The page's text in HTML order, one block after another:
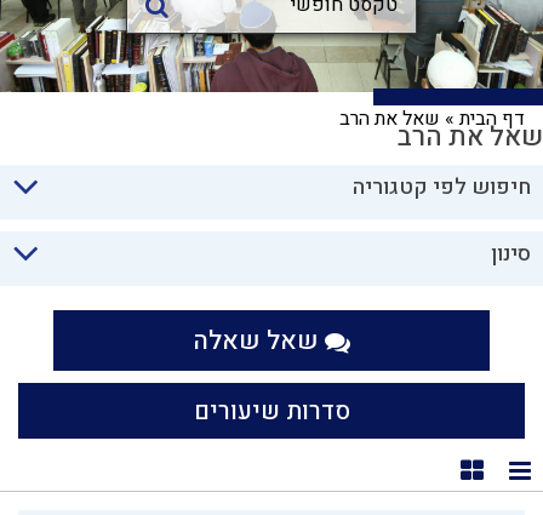
דף הבית» שאל את הרבשאל את הרב
חיפוש לפי קטגוריה
סינון
שאל שאלה
סדרות שיעורים
תצוגת רשימה
תצוגת קוביות